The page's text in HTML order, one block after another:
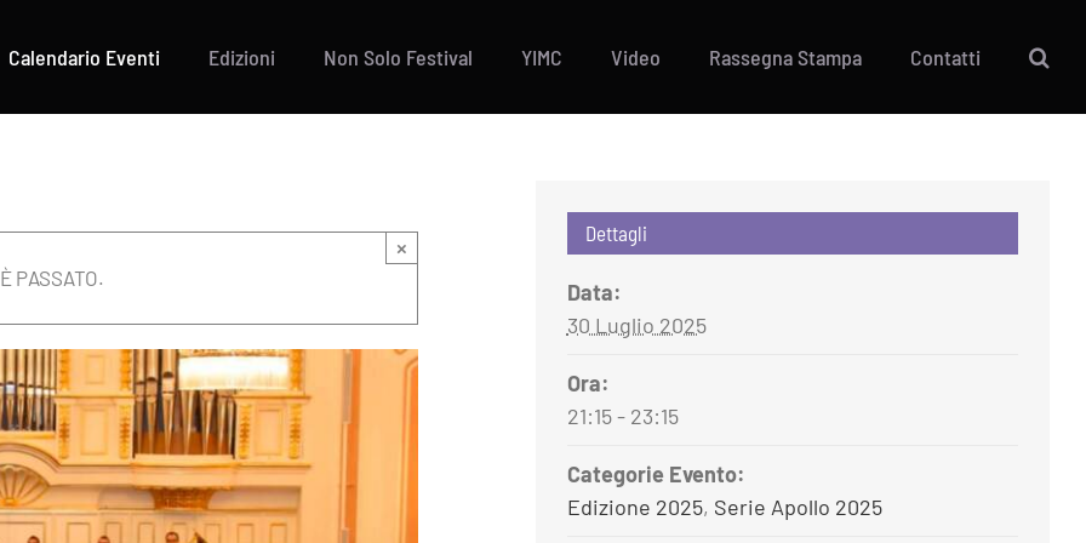
Calendario Eventi Edizioni Non Solo Festival YIMC Video Rassegna Stampa Contatti
×
PASSATO.
Dettagli
Data:
30 Luglio 2025
Ora:
21:15 - 23:15
Categorie Evento:
Edizione 2025, Serie Apollo 2025